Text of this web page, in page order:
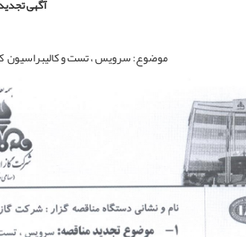
آگهی
موضوع: سرویس ، تست و کالیبراسیون